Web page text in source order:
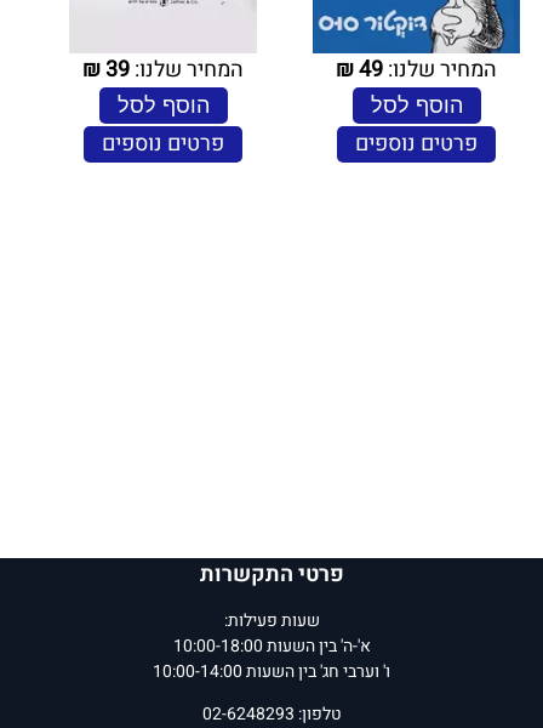
המחיר שלנו:49
₪
הוסף לסל
פרטים נוספים
המחיר שלנו:39
₪
הוסף לסל
פרטים נוספים
פרטי התקשרות
שעות פעילות:
א'-ה' בין השעות 10:00-18:00
ו' וערבי חג' בין השעות 10:00-14:00
טלפון: 02-6248293